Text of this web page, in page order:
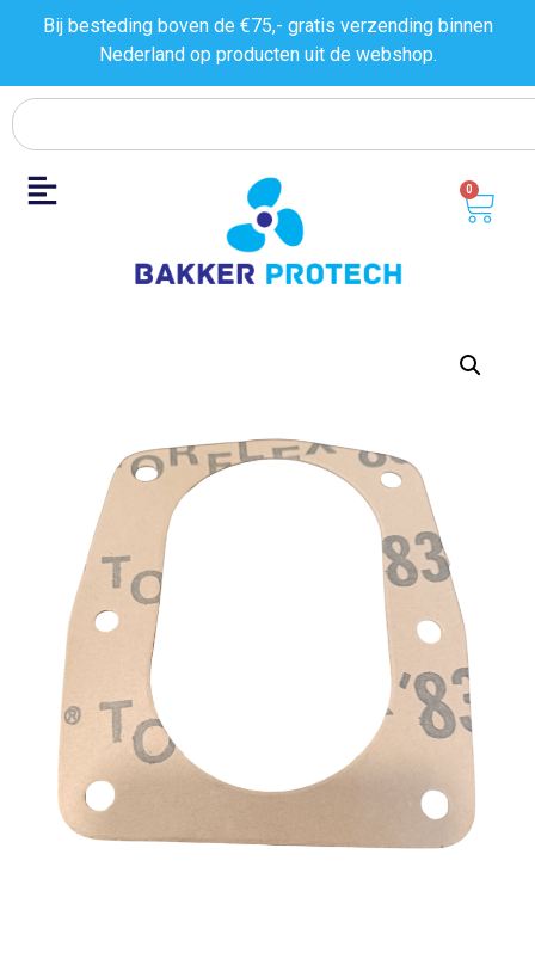
Bij besteding boven de €75,- gratis verzending binnen
Nederland op producten uit de webshop.
0